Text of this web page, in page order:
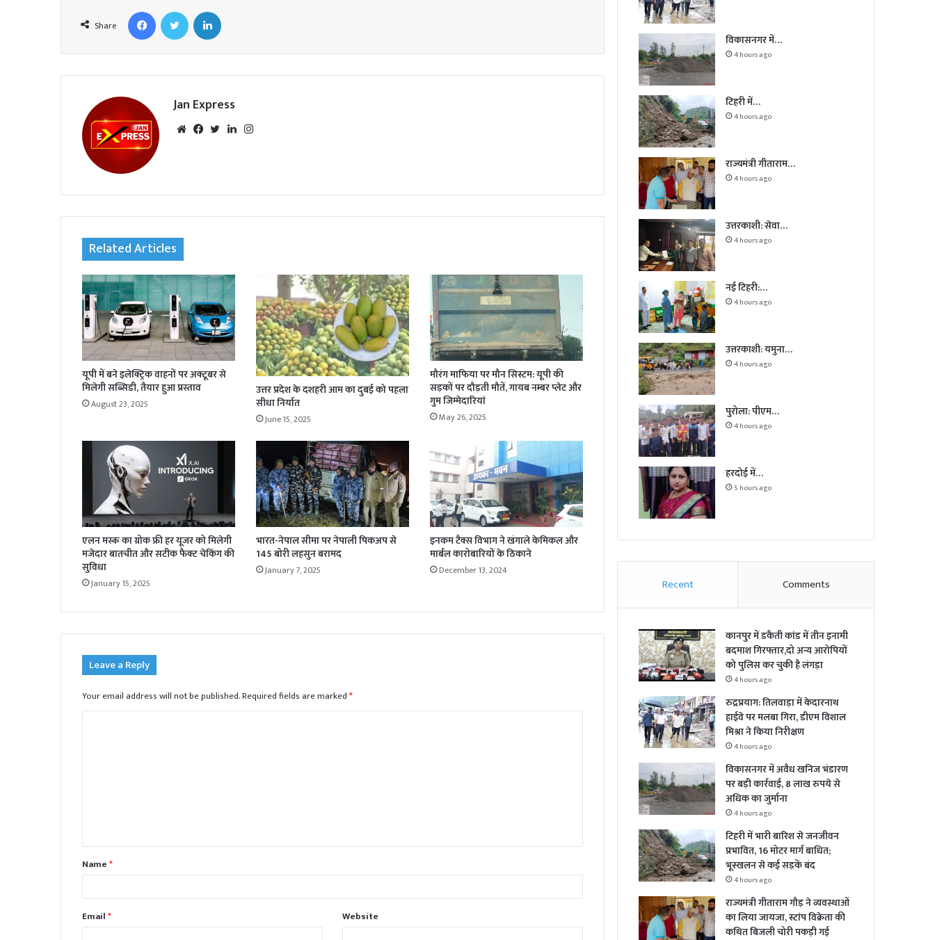
Share
Jan Express
We Fac Twi Lin
Related Articles
यूपी में बने इलेक्ट्रिक वाहनों पर अक्टूबर से
मिलेगी सब्सिडी, तैयार हुआ प्रस्ताव
August 23, 2025
उत्तर प्रदेश के दशहरी आम का दुबई को पहला
सीधा निर्यात
June 15, 2025
मौरंग माफिया पर मौन सिस्टम: यूपी की
सड़कों पर दौड़ती मौतें, गायब नम्बर प्लेट और
गुम जिम्मेदारियां
May 26, 2025
एलन मस्क का ग्रोक फ्री हर यूजर को मिलेगी
मजेदार बातचीत और सटीक फैक्ट चेकिंग की
सुविधा
January 15, 2025
भारत-नेपाल सीमा पर नेपाली पिकअप से
145 बोरी लहसुन बरामद
January 7, 2025
इनकम टैक्स विभाग ने खंगाले केमिकल और
मार्बल कारोबारियों के ठिकाने
December 13, 2024
Leave a Reply
Your email address will not be published.Required fields are marked*
t
*Name*
Email* Website
विकासनगर में…
4 hours ago
टिहरी में…
4 hours ago
राज्यमंत्री गीताराम…
4 hours ago
उत्तरकाशी: सेवा…
4 hours ago
नई टिहरी:…
4 hours ago
उत्तरकाशी: यमुना…
4 hours ago
पुरोला: पीएम…
4 hours ago
हरदोई में…
5 hours ago
Recent Comments
कानपुर में डकैती कांड में तीन इनामी
बदमाश गिरफ्तार,दो अन्य आरोपियों
को पुलिस कर चुकी है लंगड़ा
4 hours ago
रुद्रप्रयाग: तिलवाड़ा में केदारनाथ
हाईवे पर मलबा गिरा, डीएम विशाल
मिश्रा ने किया निरीक्षण
4 hours ago
विकासनगर में अवैध खनिज भंडारण
पर बड़ी कार्रवाई, 8 लाख रुपये से
अधिक का जुर्माना
4 hours ago
टिहरी में भारी बारिश से जनजीवन
प्रभावित, 16 मोटर मार्ग बाधित;
भूस्खलन से कई सड़कें बंद
4 hours ago
राज्यमंत्री गीताराम गौड़ ने व्यवस्थाओं
का लिया जायजा, स्टांप विक्रेता की
कथित बिजली चोरी पकड़ी गई